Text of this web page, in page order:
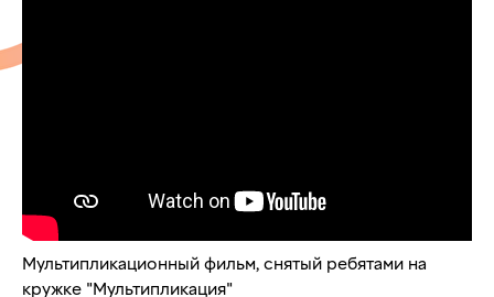
Мультипликационный фильм, снятый ребятами на
кружке "Мультипликация"